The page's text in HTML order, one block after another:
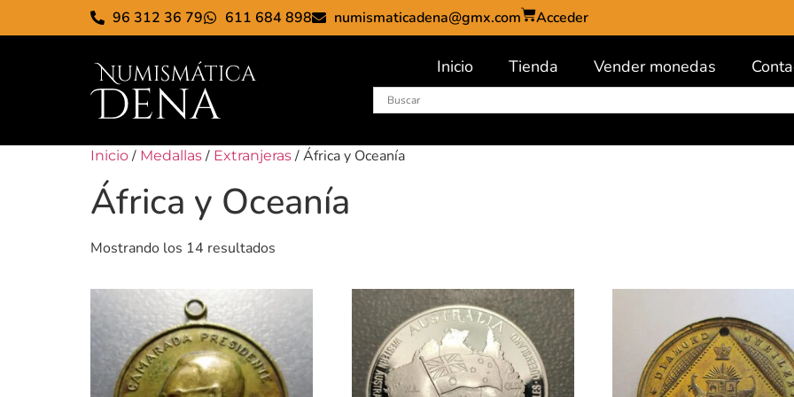
96 312 36 79 611 684 898 numismaticadena@gmx.com Acceder
Inicio Tienda Vender monedas
Inicio / Medallas / Extranjeras / África y Oceanía
África y Oceanía
Mostrando los 14 resultados